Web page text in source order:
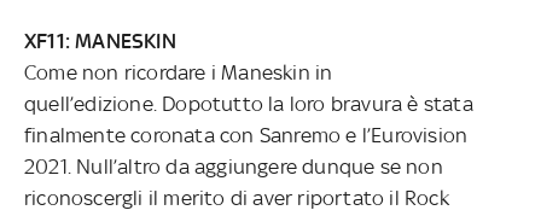
XF11: MANESKIN
Come non ricordare i Maneskin in
quell’edizione. Dopotutto la loro bravura è stata
finalmente coronata con Sanremo e l’Eurovision
2021. Null’altro da aggiungere dunque se non
riconoscergli il merito di aver riportato il Rock